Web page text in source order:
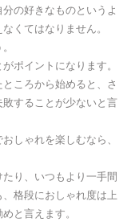
の好きなものというよ
くてはなりません。
ポイントになります。
ころから始めると、さ
することが少ないと言
しゃれを楽しむなら、
り、いつもより一手間
格段におしゃれ度は上
と言えます。